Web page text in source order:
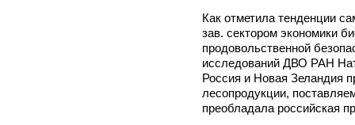
Как отметила тенденции
зав. сектором экономики
продовольственной
исследований ДВО РАН
Россия и Новая Зеландия
лесопродукции,
преобладала российская